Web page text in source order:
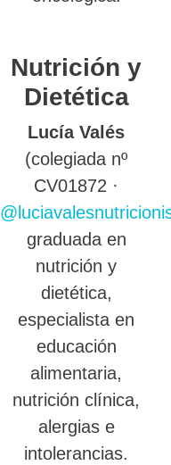
Nutrición y
Dietética
Lucía Valés
(colegiada nº
CV01872 ·
graduada en
nutrición y
dietética,
especialista en
educación
alimentaria,
nutrición clínica,
alergias e
intolerancias.